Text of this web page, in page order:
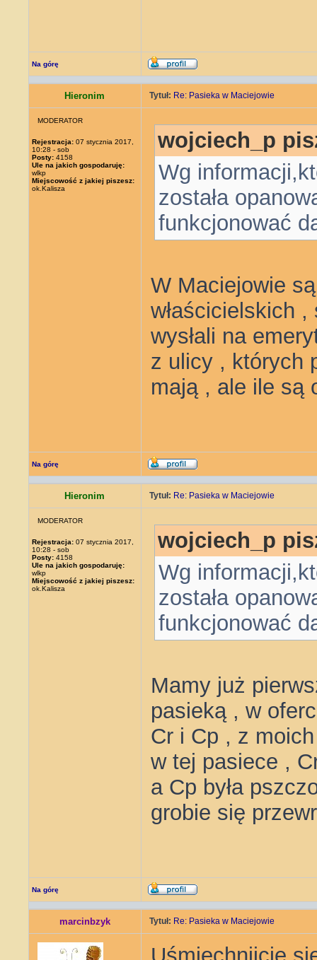
Na górę
Hieronim Tytuł: Re: Pasieka w Maciejowie
MODERATOR
Rejestracja: 07 stycznia 2017,
10:28 - sob
Posty: 4158
Ule na jakich gospodaruję:
wlkp
Miejscowość z jakiej piszesz:
ok.Kalisza
wojciech_p
Wg
została
funkcjonować
W Maciejowie
właścicielskich
wysłali na
z ulicy , których
mają , ale ile są
Na górę
Hieronim Tytuł: Re: Pasieka w Maciejowie
MODERATOR
Rejestracja: 07 stycznia 2017,
10:28 - sob
Posty: 4158
Ule na jakich gospodaruję:
wlkp
Miejscowość z jakiej piszesz:
ok.Kalisza
wojciech_p
Wg
została
funkcjonować
Mamy już
pasieką , w
Cr i Cp , z
w tej pasiece ,
a Cp była
grobie się
Na górę
marcinbzyk Tytuł: Re: Pasieka w Maciejowie